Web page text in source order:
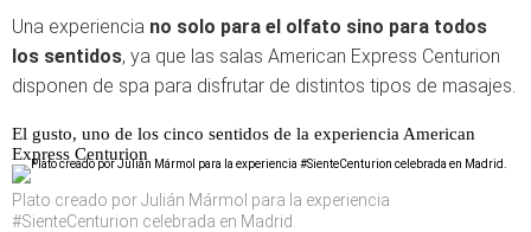
Una experiencia no solo para el olfato sino para todos
los sentidos, ya que las salas American Express Centurion
disponen de spa para disfrutar de distintos tipos de masajes.
El gusto, uno de los cinco sentidos de la experiencia American
Express Centurion
Plato creado por Julián Mármol para la experiencia
#SienteCenturion celebrada en Madrid.